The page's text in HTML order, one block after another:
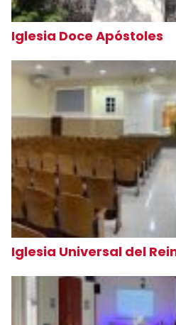
Iglesia Doce Apóstoles
Iglesia Universal del